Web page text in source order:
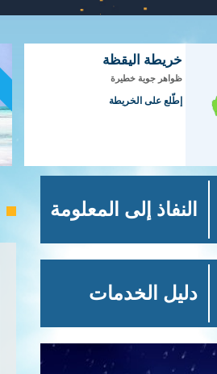
خريطة اليقظة
ظواهر جوية خطيرة
إطّلع على الخريطة
النفاذ إلى المعلومة
دليل الخدمات